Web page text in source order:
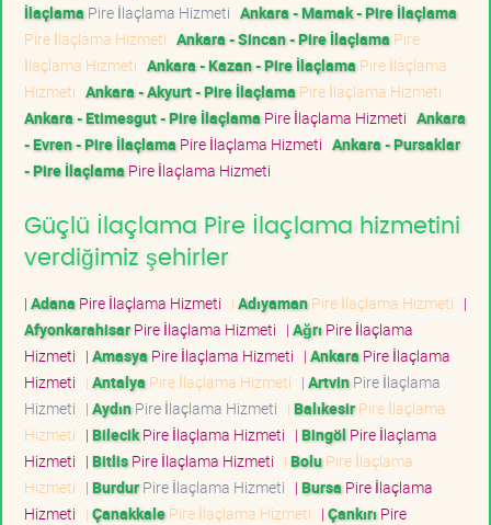
İlaçlama Pire İlaçlama Hizmeti Ankara - Mamak - Pire İlaçlama
Pire İlaçlama Hizmeti Ankara - Sincan - Pire İlaçlama Pire
İlaçlama Hizmeti Ankara - Kazan - Pire İlaçlama Pire İlaçlama
Hizmeti Ankara - Akyurt - Pire İlaçlama Pire İlaçlama Hizmeti
Ankara - Etimesgut - Pire İlaçlama Pire İlaçlama Hizmeti Ankara
- Evren - Pire İlaçlama Pire İlaçlama Hizmeti Ankara - Pursaklar
- Pire İlaçlama Pire İlaçlama Hizmeti
Güçlü İlaçlama Pire İlaçlama hizmetini
verdiğimiz şehirler
| Adana Pire İlaçlama Hizmeti | AdıyamanPire İlaçlama Hizmeti |
AfyonkarahisarPire İlaçlama Hizmeti | Ağrı Pire İlaçlama
Hizmeti | Amasya Pire İlaçlama Hizmeti | Ankara Pire İlaçlama
Hizmeti | Antalya Pire İlaçlama Hizmeti | ArtvinPire İlaçlama
Hizmeti | AydınPire İlaçlama Hizmeti | BalıkesirPire İlaçlama
Hizmeti | BilecikPire İlaçlama Hizmeti | Bingöl Pire İlaçlama
Hizmeti | BitlisPire İlaçlama Hizmeti | BoluPire İlaçlama
Hizmeti | BurdurPire İlaçlama Hizmeti | Bursa Pire İlaçlama
Hizmeti | ÇanakkalePire İlaçlama Hizmeti | Çankırı Pire